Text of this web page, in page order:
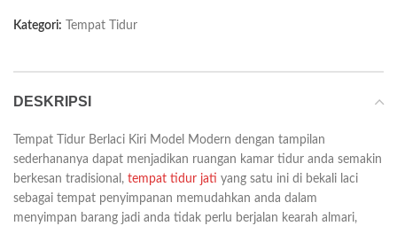
Kategori: Tempat Tidur
DESKRIPSI
Tempat Tidur Berlaci Kiri Model Modern dengan tampilan
sederhananya dapat menjadikan ruangan kamar tidur anda semakin
berkesan tradisional, tempat tidur jati yang satu ini di bekali laci
sebagai tempat penyimpanan memudahkan anda dalam
menyimpan barang jadi anda tidak perlu berjalan kearah almari,